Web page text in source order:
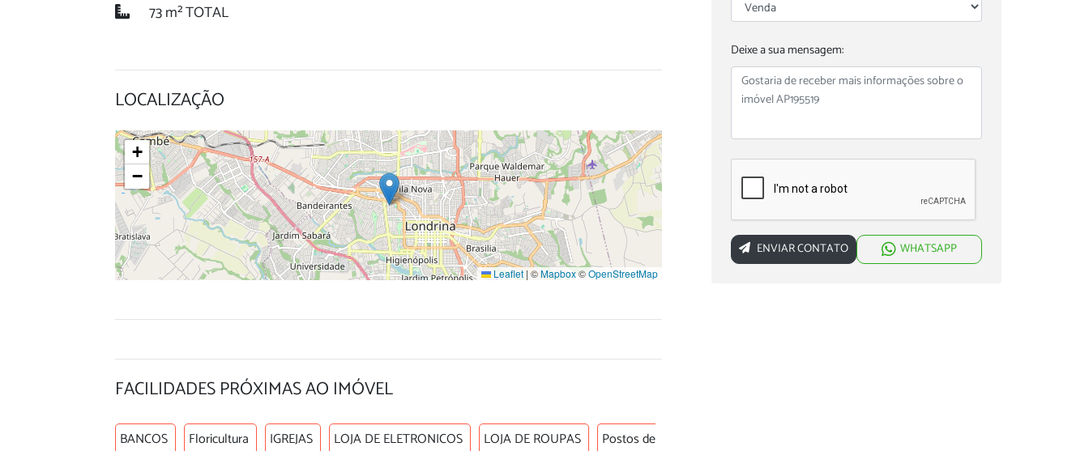
73 m² TOTAL
LOCALIZAÇÃO
+
−
Leaflet|©Mapbox©OpenStreetMap
FACILIDADES PRÓXIMAS AO IMÓVEL
BANCOS Floricultura IGREJAS LOJA DE ELETRONICOS LOJA DE ROUPAS
Postos de
Deixe a sua mensagem:
ENVIAR CONTATO WHATSAPP